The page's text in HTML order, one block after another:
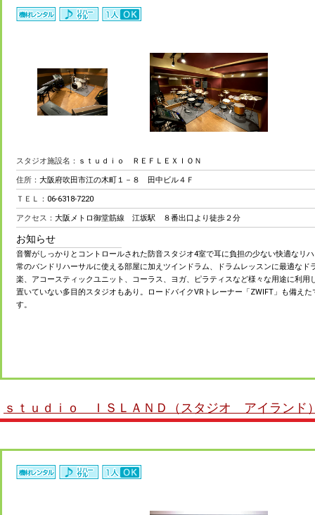
スタジオ施設名： ｓｔｕｄｉｏ ＲＥＦＬＥＸＩＯＮ
住所： 大阪府吹田市江の木町１－８ 田中ビル４Ｆ
ＴＥＬ： 06-6318-7220
アクセス： 大阪メトロ御堂筋線 江坂駅 ８番出口より徒歩２分
お知らせ
音響がしっかりとコントロールされた防音スタジオ4室で耳に負担の少ない快適なリ
常のバンドリハーサルに使える部屋に加えツインドラム、ドラムレッスンに最適なド
楽、アコースティックユニット、コーラス、ヨガ、ピラティスなど様々な用途に利用
置いていない多目的スタジオもあり。ロードバイクVRトレーナー「ZWIFT」も備え
す。
ｓｔｕｄｉｏ ＩＳＬＡＮＤ（スタジオ アイランド